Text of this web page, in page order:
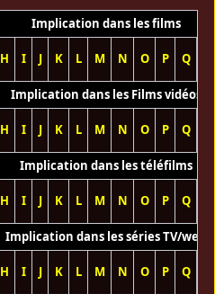
Implication dans les films
H I J K L M N O P Q
Implication dans les Films vidéos
H I J K L M N O P Q
Implication dans les téléfilms
H I J K L M N O P Q
Implication dans les séries TV/web
H I J K L M N O P Q